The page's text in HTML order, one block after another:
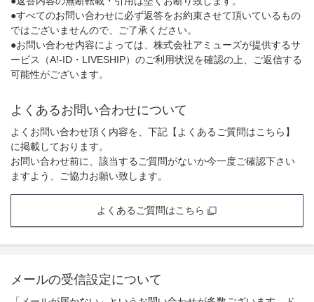
●すべてのお問い合わせに必ず返答をお約束させて頂いているもの
ではございませんので、ご了承ください。
●お問い合わせ内容によっては、株式会社アミューズが提供するサ
ービス（A!-ID・LIVESHIP）のご利用状況を確認の上、ご返信する
可能性がございます。
よくあるお問い合わせについて
よくお問い合わせ頂く内容を、下記【よくあるご質問はこちら】
に掲載しております。
お問い合わせ前に、該当するご質問がないか今一度ご確認下さい
ますよう、ご協力お願い致します。
よくあるご質問はこちら
メールの受信設定について